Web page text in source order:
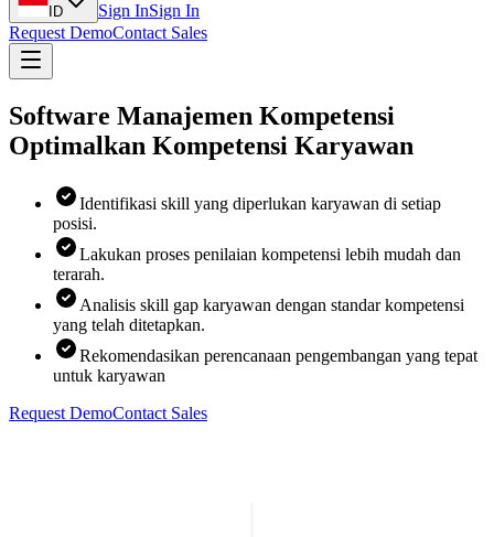
ID Sign InSign In
Request DemoContact Sales
Software Manajemen Kompetensi
Optimalkan Kompetensi Karyawan
Identifikasi skill yang diperlukan karyawan di setiap
posisi.
Lakukan proses penilaian kompetensi lebih mudah dan
terarah.
Analisis skill gap karyawan dengan standar kompetensi
yang telah ditetapkan.
Rekomendasikan perencanaan pengembangan yang tepat
untuk karyawan
Request DemoContact Sales